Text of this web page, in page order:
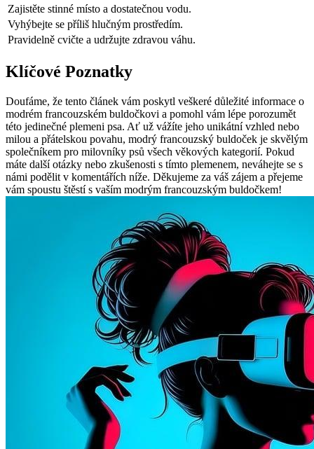
Zajistěte stinné místo a dostatečnou vodu.
Vyhýbejte se příliš hlučným prostředím.
Pravidelně cvičte a udržujte zdravou váhu.
Klíčové Poznatky
Doufáme, že tento článek vám poskytl veškeré důležité informace o
modrém francouzském buldočkovi a pomohl vám lépe porozumět
této jedinečné plemeni psa. Ať už vážíte jeho unikátní vzhled nebo
milou a přátelskou povahu, modrý francouzský buldoček je skvělým
společníkem pro milovníky psů všech věkových kategorií. Pokud
máte další otázky nebo zkušenosti s tímto plemenem, neváhejte se s
námi podělit v komentářích níže. Děkujeme za váš zájem a přejeme
vám spoustu štěstí s vaším modrým francouzským buldočkem!